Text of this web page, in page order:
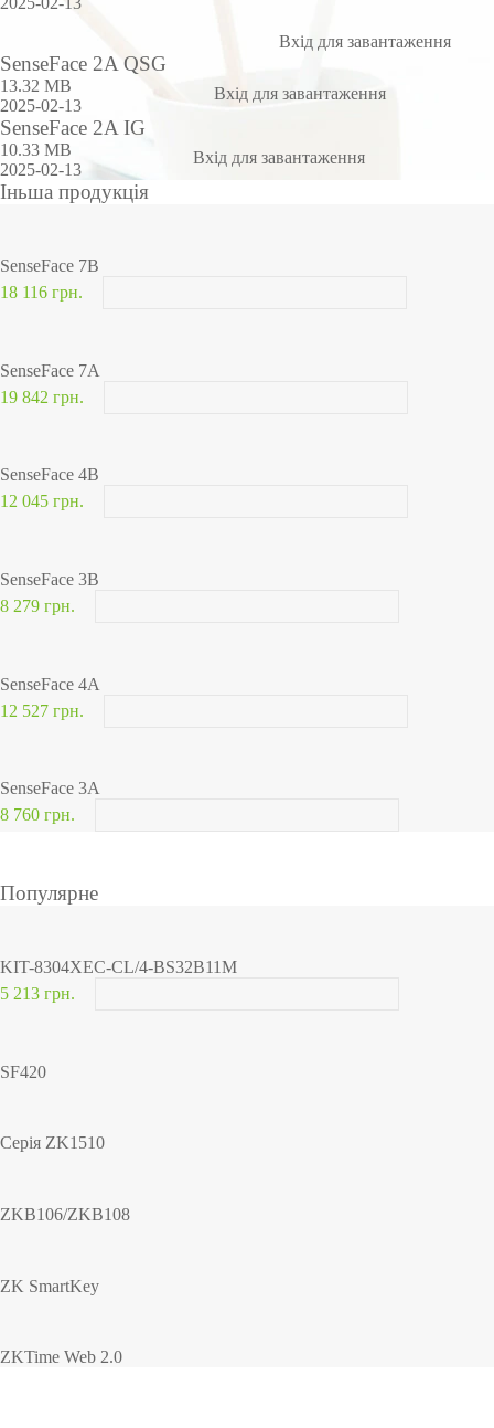
Вхід для завантаження
SenseFace 2A QSG
13.32 MB
2025-02-13
Вхід для завантаження
SenseFace 2A IG
10.33 MB
2025-02-13
Вхід для завантаження
Іньша продукція
SenseFace 7B
18 116 грн.
SenseFace 7A
19 842 грн.
SenseFace 4B
12 045 грн.
SenseFace 3B
8 279 грн.
SenseFace 4A
12 527 грн.
SenseFace 3A
8 760 грн.
Популярне
KIT-8304XEC-CL/4-BS32B11M
5 213 грн.
SF420
Серія ZK1510
ZKB106/ZKB108
ZK SmartKey
ZKTime Web 2.0